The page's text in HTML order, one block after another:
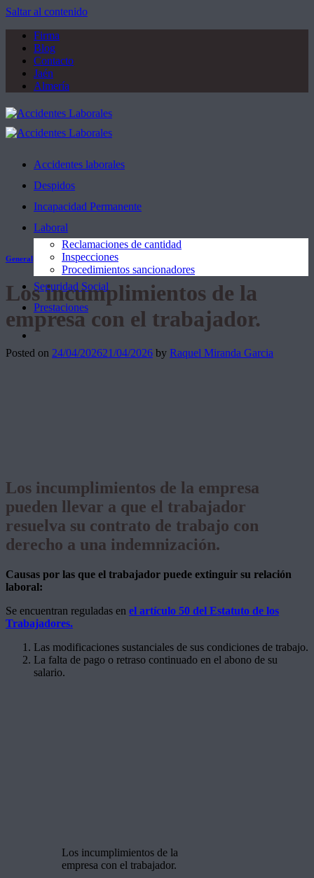
Saltar al contenido
Firma
Blog
Contacto
Jaén
Almería
Accidentes laborales
Despidos
Incapacidad Permanente
Laboral
Reclamaciones de cantidad
Inspecciones
Procedimientos sancionadores
Seguridad Social
Prestaciones
General
Los incumplimientos de la
empresa con el trabajador.
Posted on 24/04/202621/04/2026 by Raquel Miranda Garcia
Los incumplimientos de la empresa
pueden llevar a que el trabajador
resuelva su contrato de trabajo con
derecho a una indemnización.
Causas por las que el trabajador puede extinguir su relación
laboral:
Se encuentran reguladas en el artículo 50 del Estatuto de los
Trabajadores.
Las modificaciones sustanciales de sus condiciones de trabajo.
La falta de pago o retraso continuado en el abono de su
salario.
Los incumplimientos de la
empresa con el trabajador.